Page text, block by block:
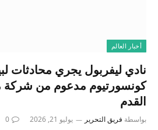
أخبار العالم
نادي ليفربول يجري محادثات
كونسورتيوم مدعوم من شركة
القدم
بواسطة فريق التحرير يوليو 21, 2026 0